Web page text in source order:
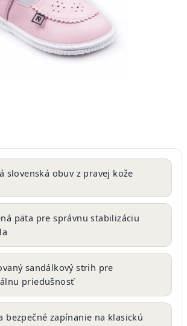
slovenská obuv z pravej kože
päta pre správnu stabilizáciu
sandálkový strih pre
priedušnosť
bezpečné zapínanie na klasickú